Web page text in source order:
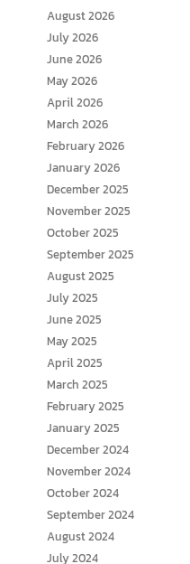
August 2026
July 2026
June 2026
May 2026
April 2026
March 2026
February 2026
January 2026
December 2025
November 2025
October 2025
September 2025
August 2025
July 2025
June 2025
May 2025
April 2025
March 2025
February 2025
January 2025
December 2024
November 2024
October 2024
September 2024
August 2024
July 2024